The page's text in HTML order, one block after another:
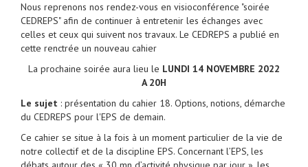
Nous reprenons nos rendez-vous en visioconférence "soirée
CEDREPS" afin de continuer à entretenir les échanges avec
celles et ceux qui suivent nos travaux. Le CEDREPS a publié en
cette renctrée un nouveau cahier
La prochaine soirée aura lieu le LUNDI 14 NOVEMBRE 2022
A 20H
Le sujet : présentation du cahier 18. Options, notions, démarche
du CEDREPS pour l'EPS de demain.
Ce cahier se situe à la fois à un moment particulier de la vie de
notre collectif et de la discipline EPS. Concernant l’EPS, les